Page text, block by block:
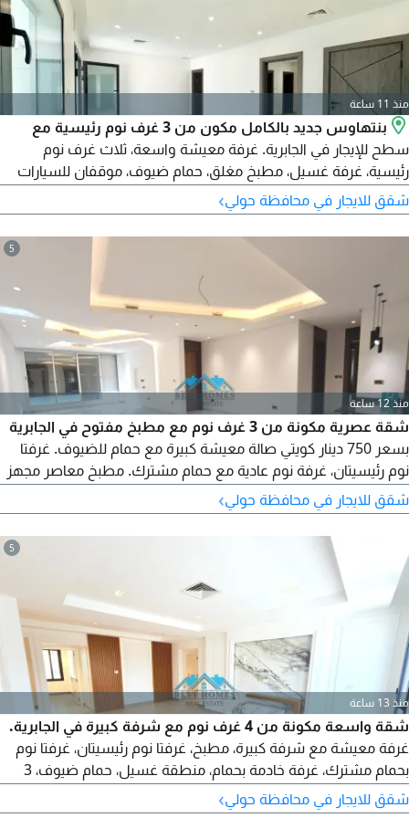
منذ 11 ساعة
بنتهاوس جديد بالكامل مكون من 3 غرف نوم رئيسية مع
سطح للإيجار في الجابرية. غرفة معيشة واسعة، ثلاث غرف نوم
رئيسية، غرفة غسيل، مطبخ مغلق، حمام ضيوف، موقفان للسيارات
25805، رقم السجل التجاري 509152
شقق للايجار في محافظة حولي›
5
منذ 12 ساعة
شقة عصرية مكونة من 3 غرف نوم مع مطبخ مفتوح في الجابرية
بسعر 750 دينار كويتي صالة معيشة كبيرة مع حمام للضيوف. غرفتا
نوم رئيسيتان، غرفة نوم عادية مع حمام مشترك. مطبخ معاصر مجهز
بالكامل. غرفة خادمة غرفة غسيل. تخطيط عائلي مريح. موقف سيارة
واحد. الإيجار 750 دينار. الطابق الثاني. منطقة الجابرية
شقق للايجار في محافظة حولي›
5
منذ 13 ساعة
شقة واسعة مكونة من 4 غرف نوم مع شرفة كبيرة في الجابرية.
غرفة معيشة مع شرفة كبيرة، مطبخ، غرفتا نوم رئيسيتان، غرفتا نوم
بحمام مشترك، غرفة خادمة بحمام، منطقة غسيل، حمام ضيوف، 3
مواقف سيارات. الإيجار 800 دينار كويتي. منطقة الجابرية. شقة عائلية
مصممة بشكل جيد توفر مساحة معيشة داخلية وخارجية واسعة،
شقق للايجار في محافظة حولي›